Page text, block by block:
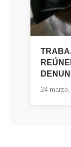
24 marzo,